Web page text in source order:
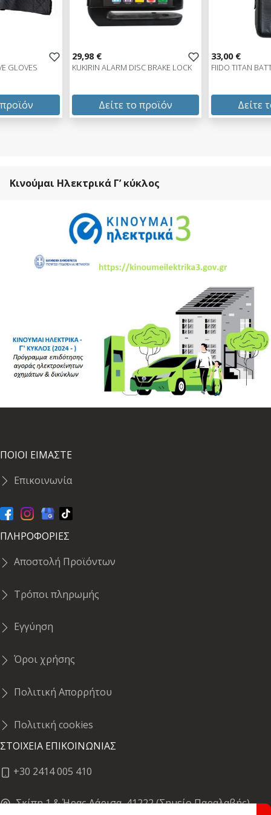
GLOVES
29,98 €
KUKIRIN ALARM DISC BRAKE LOCK
Δείτε το προϊόν
33,00 €
FIIDO TITAN
Δείτε
Κινούμαι Ηλεκτρικά Γ’ κύκλος
ΠΟΙΟΙ ΕΙΜΑΣΤΕ
Επικοινωνία
ΠΛΗΡΟΦΟΡΙΕΣ
Αποστολή Προϊόντων
Τρόποι πληρωμής
Εγγύηση
Όροι χρήσης
Πολιτική Απορρήτου
Πολιτική cookies
ΣΤΟΙΧΕΙΑ ΕΠΙΚΟΙΝΩΝΙΑΣ
+30 2414 005 410
Σκίπη 1 & Ήρας,Λάρισα, 41222 (Σημείο Παραλαβής)